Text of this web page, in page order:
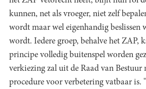
kunnen, net als vroeger, niet zelf
wordt maar wel eigenhandig beslissen
wordt. Iedere groep, behalve het ZAP,
principe volledig buitenspel worden
verkiezing zal uit de Raad van Bestuur
procedure voor verbetering vatbaar is.